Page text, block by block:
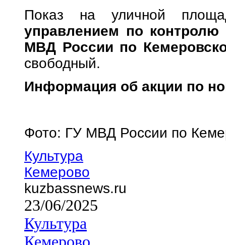
Показ на уличной
управлением по контролю
МВД России по
свободный.
Информация об акции по
Фото: ГУ МВД России по
Культура
Кемерово
kuzbassnews.ru
23/06/2025
Культура